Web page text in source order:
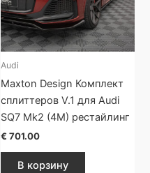
Audi
Maxton Design Комплект
сплиттеров V.1 для Audi
SQ7 Mk2 (4M) рестайлинг
€ 701.00
В корзину